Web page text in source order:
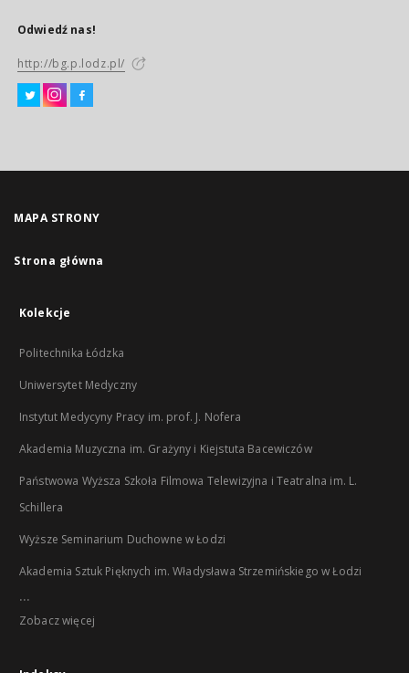
Odwiedź nas!
http://bg.p.lodz.pl/
MAPA STRONY
Strona główna
Kolekcje
Politechnika Łódzka
Uniwersytet Medyczny
Instytut Medycyny Pracy im. prof. J. Nofera
Akademia Muzyczna im. Grażyny i Kiejstuta Bacewiczów
Państwowa Wyższa Szkoła Filmowa Telewizyjna i Teatralna im. L.
Schillera
Wyższe Seminarium Duchowne w Łodzi
Akademia Sztuk Pięknych im. Władysława Strzemińskiego w Łodzi
...
Zobacz więcej